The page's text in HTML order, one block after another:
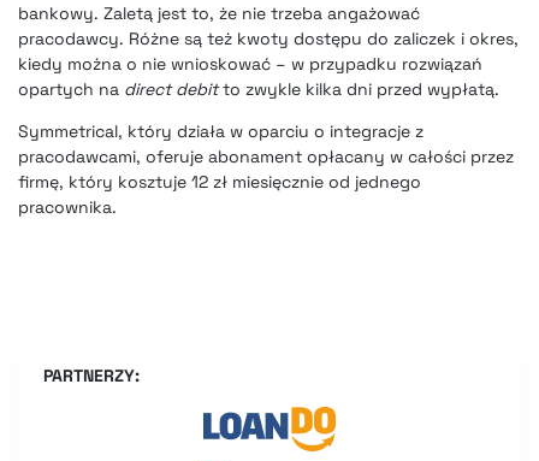
bankowy. Zaletą jest to, że nie trzeba angażować
pracodawcy. Różne są też kwoty dostępu do zaliczek i okres,
kiedy można o nie wnioskować – w przypadku rozwiązań
opartych na direct debitto zwykle kilka dni przed wypłatą.
Symmetrical, który działa w oparciu o integracje z
pracodawcami, oferuje abonament opłacany w całości przez
firmę, który kosztuje 12 zł miesięcznie od jednego
pracownika.
PARTNERZY: